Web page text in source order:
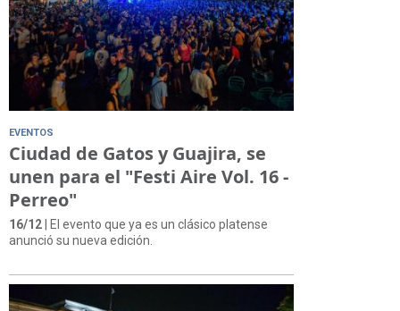
EVENTOS
Ciudad de Gatos y Guajira, se
unen para el "Festi Aire Vol. 16 -
Perreo"
16/12 | El evento que ya es un clásico platense
anunció su nueva edición.